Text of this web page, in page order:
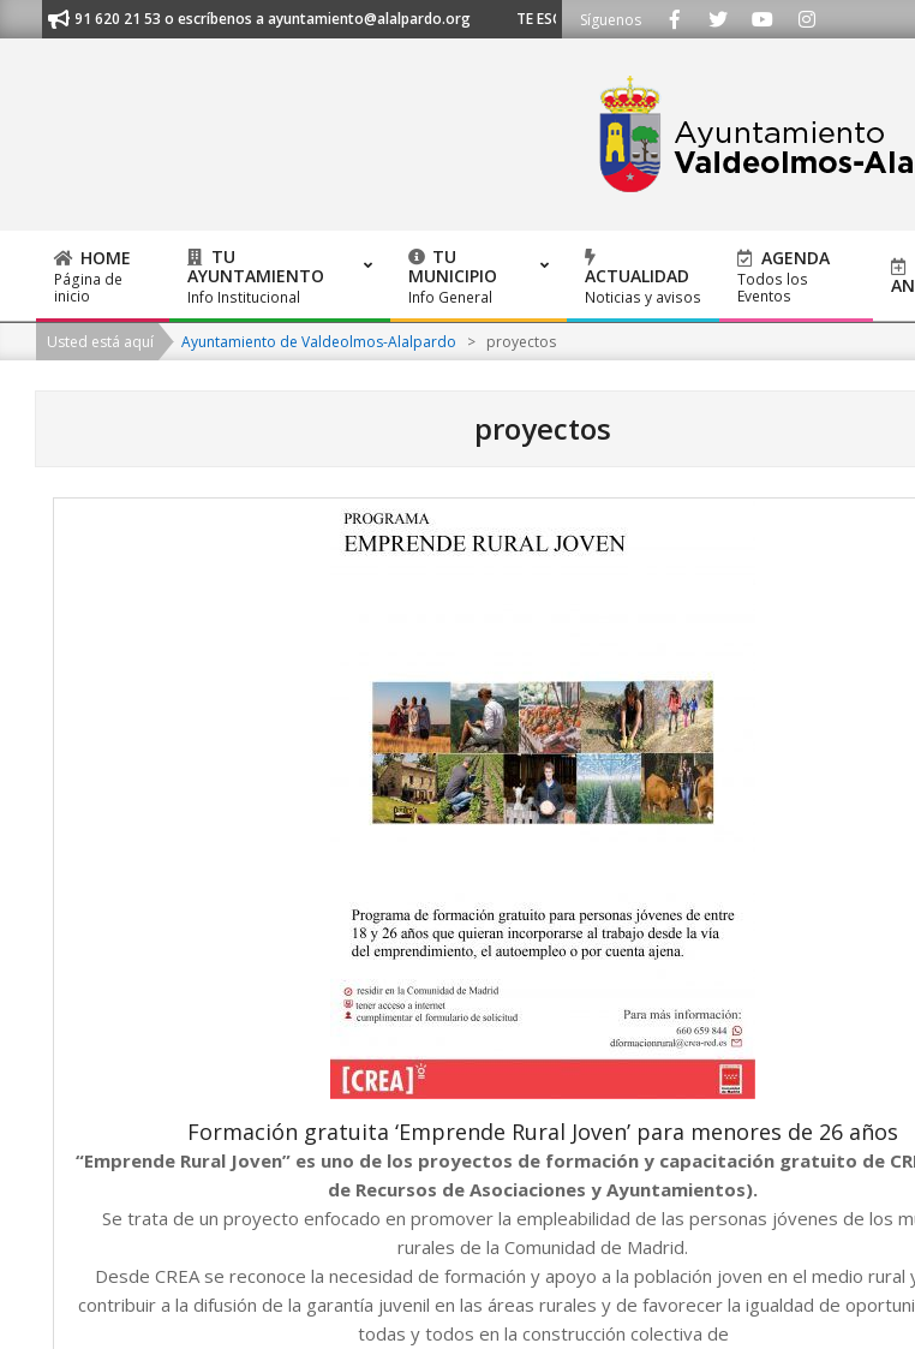
to
al 91 620 21 53 o escríbenos a ayuntamiento@alalpardo.org TE ESCUCHAMOS - Llámanos al 91 620 21 53 o escríbenos a
Síguenos
Primary
Navigation
Menu
HOME
Página de
inicio
TU
AYUNTAMIENTO
Info Institucional
TU
MUNICIPIO
Info General
ACTUALIDAD
Noticias y avisos
AGENDA
Todos los
Eventos
Usted está aquí Ayuntamiento de Valdeolmos-Alalpardo > proyectos
proyectos
Formación gratuita ‘Emprende Rural Joven’ para menores de 26 años
“Emprende Rural Joven” es uno de los proyectos de formación y capacitación gratuito de
de Recursos de Asociaciones y Ayuntamientos).
Se trata de un proyecto enfocado en promover la empleabilidad de las personas jóvenes de los
rurales de la Comunidad de Madrid.
Desde CREA se reconoce la necesidad de formación y apoyo a la población joven en el medio rural
contribuir a la difusión de la garantía juvenil en las áreas rurales y de favorecer la igualdad de
todas y todos en la construcción colectiva de